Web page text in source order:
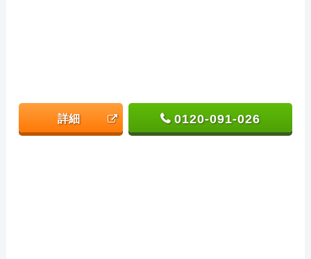
詳細 0120-091-026